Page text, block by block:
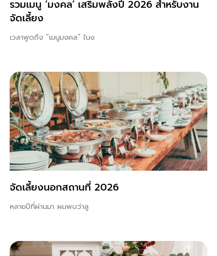
รวมเมนู ‘มงคล’ เสริมพลังปี 2026 สำหรับงาน
จัดเลี้ยง
เวลาพูดถึง “เมนูมงคล” ในง
จัดเลี้ยงนอกสถานที่ 2026
หลายปีที่ผ่านมา ผมพบว่าลู